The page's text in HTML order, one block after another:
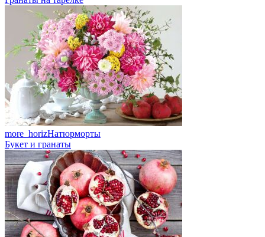
more_horizНатюрморты
Букет и гранаты